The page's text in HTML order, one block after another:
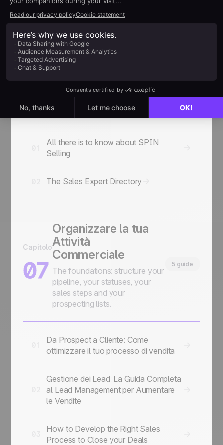
02
Integrazioni Dirette
Capitolo
06
Risorse di Vendita
Aggiuntive
methodologies: CAP SONCAS,
SIMAC and SPIN Selling.
All there is to know about SPIN
Selling
The Sales Expert Directory
Capitolo
07
Organizzare la tua
Attività
Commerciale
The foundations: structure your
pipeline, your statuses, your
sales steps and your
prospecting lists.
5 guide
Da Prospect a Cliente: Come
ottimizzare il tuo processo di vendita
Gestione dei Lead: La Guida Completa
al Lead Management per Aumentare
le Vendite
How to Develop the Right Sales
Process to Close your Deals